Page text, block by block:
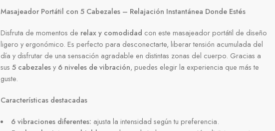
Masajeador Portátil con 5 Cabezales – Relajación Instantánea Donde Estés
Disfruta de momentos de relax y comodidad con este masajeador portátil de diseño
ligero y ergonómico. Es perfecto para desconectarte, liberar tensión acumulada del
día y disfrutar de una sensación agradable en distintas zonas del cuerpo. Gracias a
sus 5 cabezalesy 6 niveles de vibración, puedes elegir la experiencia que más te
guste.
Características destacadas
6 vibraciones diferentes: ajusta la intensidad según tu preferencia.